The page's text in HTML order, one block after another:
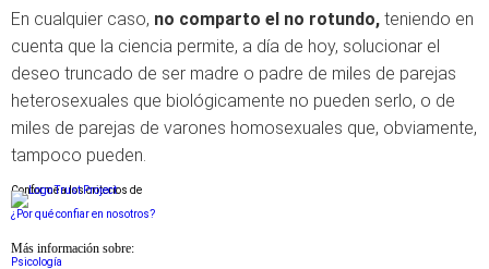
En cualquier caso, no comparto el no rotundo, teniendo en
cuenta que la ciencia permite, a día de hoy, solucionar el
deseo truncado de ser madre o padre de miles de parejas
heterosexuales que biológicamente no pueden serlo, o de
miles de parejas de varones homosexuales que, obviamente,
tampoco pueden.
Conforme a los criterios de
¿Por qué confiar en nosotros?
Más información sobre:
Psicología